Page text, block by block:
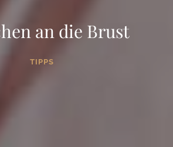
an die Brust
TIPPS